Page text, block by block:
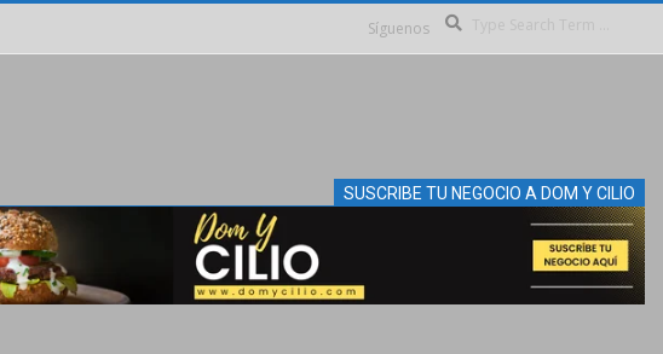
Síguenos
SUSCRIBE TU NEGOCIO A DOM Y CILIO